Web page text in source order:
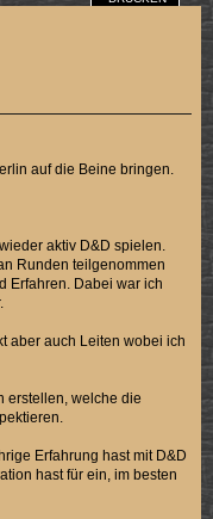
auf die Beine bringen.
aktiv D&D spielen.
Runden teilgenommen
Erfahren. Dabei war ich
aber auch Leiten wobei ich
erstellen, welche die
Erfahrung hast mit D&D
hast für ein, im besten